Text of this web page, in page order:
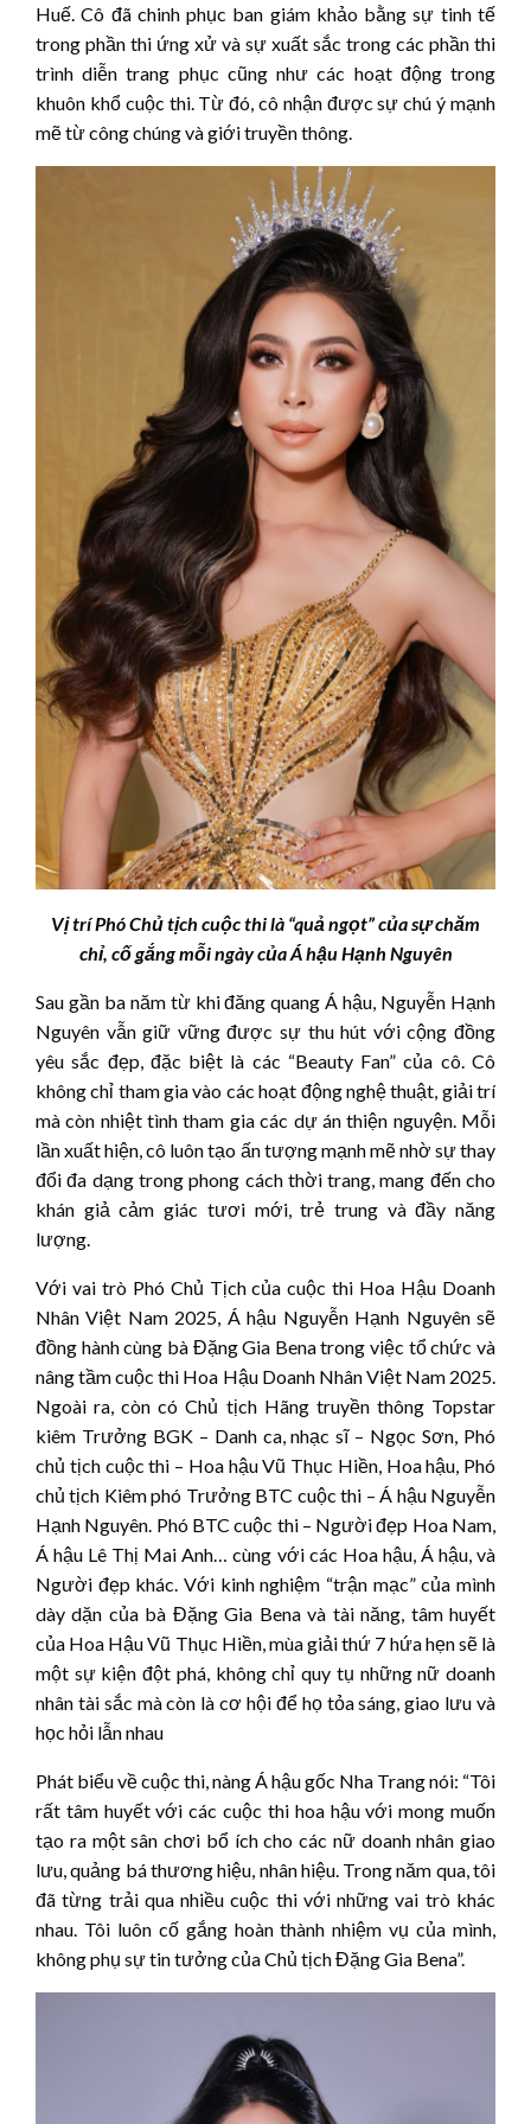
Huế. Cô đã chinh phục ban giám khảo bằng sự tinh tế
trong phần thi ứng xử và sự xuất sắc trong các phần thi
trình diễn trang phục cũng như các hoạt động trong
khuôn khổ cuộc thi. Từ đó, cô nhận được sự chú ý mạnh
mẽ từ công chúng và giới truyền thông.
Vị trí Phó Chủ tịch cuộc thi là “quả ngọt” của sự chăm
chỉ, cố gắng mỗi ngày của Á hậu Hạnh Nguyên
Sau gần ba năm từ khi đăng quang Á hậu, Nguyễn Hạnh
Nguyên vẫn giữ vững được sự thu hút với cộng đồng
yêu sắc đẹp, đặc biệt là các “Beauty Fan” của cô. Cô
không chỉ tham gia vào các hoạt động nghệ thuật, giải trí
mà còn nhiệt tình tham gia các dự án thiện nguyện. Mỗi
lần xuất hiện, cô luôn tạo ấn tượng mạnh mẽ nhờ sự thay
đổi đa dạng trong phong cách thời trang, mang đến cho
khán giả cảm giác tươi mới, trẻ trung và đầy năng
lượng.
Với vai trò Phó Chủ Tịch của cuộc thi Hoa Hậu Doanh
Nhân Việt Nam 2025, Á hậu Nguyễn Hạnh Nguyên sẽ
đồng hành cùng bà Đặng Gia Bena trong việc tổ chức và
nâng tầm cuộc thi Hoa Hậu Doanh Nhân Việt Nam 2025.
Ngoài ra, còn có Chủ tịch Hãng truyền thông Topstar
kiêm Trưởng BGK – Danh ca, nhạc sĩ – Ngọc Sơn, Phó
chủ tịch cuộc thi – Hoa hậu Vũ Thục Hiền, Hoa hậu, Phó
chủ tịch Kiêm phó Trưởng BTC cuộc thi – Á hậu Nguyễn
Hạnh Nguyên Phó BTC cuộc thi – Người đẹp Hoa Nam,
Á hậu Lê Thị Mai Anh… cùng với các Hoa hậu, Á hậu, và
Người đẹp khác. Với kinh nghiệm “trận mạc” của mình
dày dặn của bà Đặng Gia Bena và tài năng, tâm huyết
của Hoa Hậu Vũ Thục Hiền, mùa giải thứ 7 hứa hẹn sẽ là
một sự kiện đột phá, không chỉ quy tụ những nữ doanh
nhân tài sắc mà còn là cơ hội để họ tỏa sáng, giao lưu và
học hỏi lẫn nhau
Phát biểu về cuộc thi, nàng Á hậu gốc Nha Trang nói: “Tôi
rất tâm huyết với các cuộc thi hoa hậu với mong muốn
tạo ra một sân chơi bổ ích cho các nữ doanh nhân giao
lưu, quảng bá thương hiệu, nhân hiệu. Trong năm qua, tôi
đã từng trải qua nhiều cuộc thi với những vai trò khác
nhau. Tôi luôn cố gắng hoàn thành nhiệm vụ của mình,
không phụ sự tin tưởng của Chủ tịch Đặng Gia Bena”.